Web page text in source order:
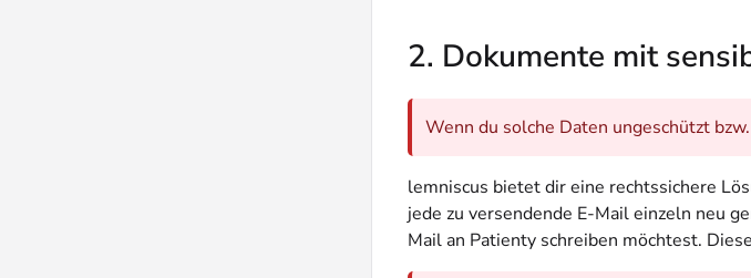
2. Dokumente mit
Wenn du solche Daten ungeschützt
lemniscus bietet dir eine rechtssichere
jede zu versendende E-Mail einzeln neu
Mail an Patienty schreiben möchtest.